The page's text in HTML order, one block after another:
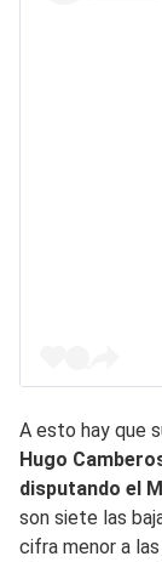
A esto hay que
Hugo
disputando el
son siete las
cifra menor a